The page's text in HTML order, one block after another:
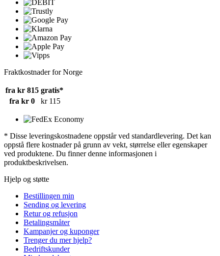
Fraktkostnader for Norge
fra kr 815 gratis*
fra kr 0
kr 115
* Disse leveringskostnadene oppstår ved standardlevering. Det kan
oppstå flere kostnader på grunn av vekt, størrelse eller egenskaper
ved produktene. Du finner denne informasjonen i
produktbeskrivelsen.
Hjelp og støtte
Bestillingen min
Sending og levering
Retur og refusjon
Betalingsmåter
Kampanjer og kuponger
Trenger du mer hjelp?
Bedriftskunder